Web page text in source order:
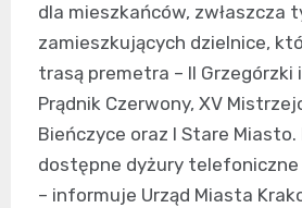
dla mieszkańców, zwłaszcza
zamieszkujących dzielnice,
trasą premetra – II Grzegórzki i
Prądnik Czerwony, XV
Bieńczyce oraz I Stare
dostępne dyżury
– informuje Urząd Miasta